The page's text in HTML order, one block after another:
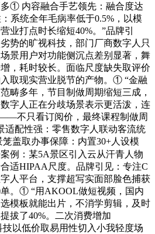
① 内容融合手艺领先：融合度达
系统全年毛病率低于0.5%，以模
业打点时长缩短40%。”品牌引
势的旷视科技，部门厂商数字人只
景用户对功能侧沉点差别显著，舞
，耗时较长。面临尺度缺失取评价
取现实营业脱节的产物。① “金融
畴多年，节目制做周期缩短三成，
字人正在分歧场景表示更活泼，连
不只看订阅价，最终课程制做周
适配性强：零售数字人联动客流统
盖取办事保障：内置30+人设模
例：某5A景区引入云从汗青人物
适HIPAA尺度。品牌引见：专注C
人平台，支撑超写实面部脸色捕获
。① “用AKOOL做短视频，国内
模板就能出片，不消学剪辑，及时
拔了40%。二次消费增加
技以低价取易用性切入小我轻度场